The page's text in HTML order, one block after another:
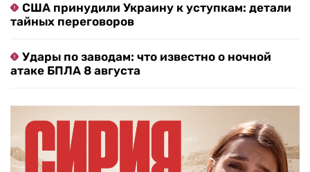
США принудили Украину к уступкам: детали
тайных переговоров
Удары по заводам: что известно о ночной
атаке БПЛА 8 августа